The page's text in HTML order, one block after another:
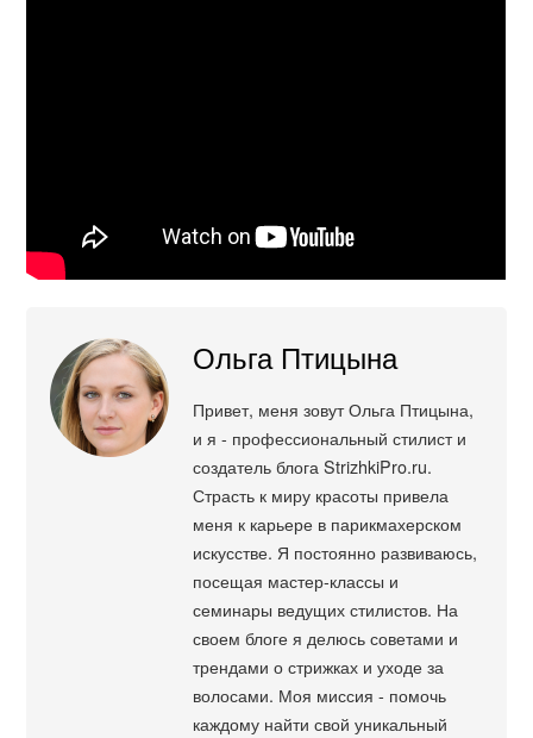
Ольга Птицына
Привет, меня зовут Ольга Птицына,
и я - профессиональный стилист и
создатель блога StrizhkiPro.ru.
Страсть к миру красоты привела
меня к карьере в парикмахерском
искусстве. Я постоянно развиваюсь,
посещая мастер-классы и
семинары ведущих стилистов. На
своем блоге я делюсь советами и
трендами о стрижках и уходе за
волосами. Моя миссия - помочь
каждому найти свой уникальный